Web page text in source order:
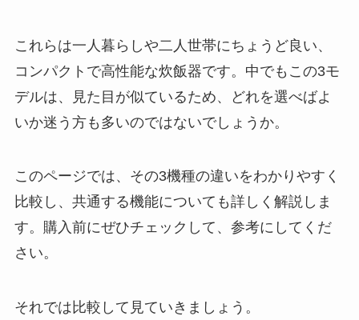
これらは一人暮らしや二人世帯にちょうど良い、
コンパクトで高性能な炊飯器です。中でもこの3モ
デルは、見た目が似ているため、どれを選べばよ
いか迷う方も多いのではないでしょうか。
このページでは、その3機種の違いをわかりやすく
比較し、共通する機能についても詳しく解説しま
す。購入前にぜひチェックして、参考にしてくだ
さい。
それでは比較して見ていきましょう。